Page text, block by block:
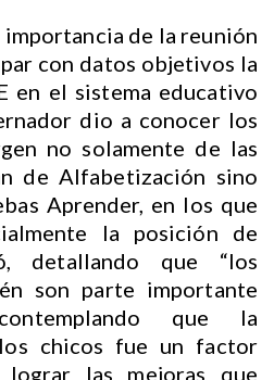
de la reunión
con datos objetivos la
en el sistema educativo
dio a conocer los
no solamente de las
de Alfabetización sino
Aprender, en los que
la posición de
detallando que “los
son parte importante
que la
chicos fue un factor
lograr las mejoras que